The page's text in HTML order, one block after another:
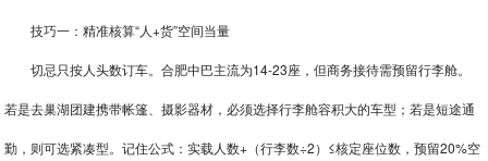
技巧一：精准核算“人+货”空间当量
切忌只按人头数订车。合肥中巴主流为14-23座，但商务接待需预留行李舱。
若是去巢湖团建携带帐篷、摄影器材，必须选择行李舱容积大的车型；若是短途通
勤，则可选紧凑型。记住公式：实载人数+（行李数÷2）≤核定座位数，预留20%空